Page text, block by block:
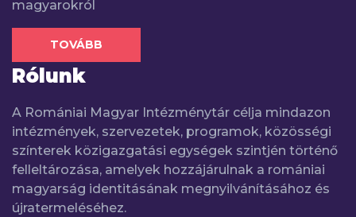
magyarokról
TOVÁBB
Rólunk
A Romániai Magyar Intézménytár célja mindazon
intézmények, szervezetek, programok, közösségi
színterek közigazgatási egységek szintjén történő
felleltározása, amelyek hozzájárulnak a romániai
magyarság identitásának megnyilvánításához és
újratermeléséhez.